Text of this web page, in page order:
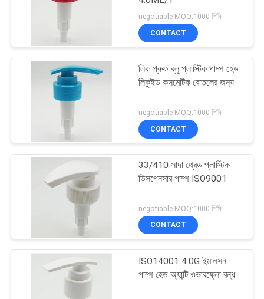
দীর্ঘ অগ্রভাগ স্প্রে পাম্প
13
গ্যালন হ্যান্ড স্যানিটাইজার
পাম্প
negotiable MOQ:1000 পিসি
CONTACT
লিক প্রুফ ব্লু প্লাস্টিক পাম্প হেড
লিকুইড কসমেটিক বোতলের জন্য
negotiable MOQ:1000 পিসি
CONTACT
33/410 সাদা থ্রেড প্লাস্টিক
ডিসপেনসার পাম্প ISO9001
negotiable MOQ:1000 পিসি
CONTACT
ISO14001 4.0G ইমালসন
পাম্প হেড অ্যান্টি ওভারফ্লো বন্ধ